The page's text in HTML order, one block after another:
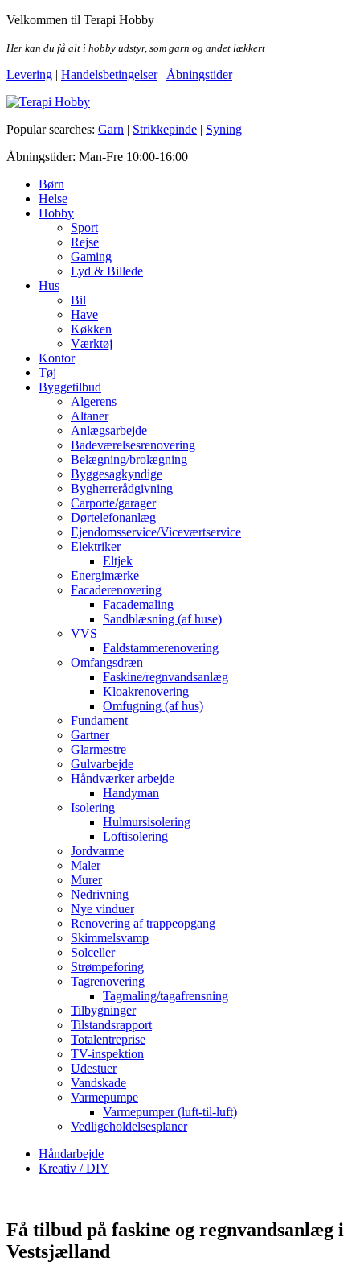
Skip
the
Velkommen til Terapi Hobby
Her kan du få alt i hobby udstyr, som garn og andet lækkert
Levering | Handelsbetingelser| Åbningstider
Terapi Hobby
Popular searches: Garn | Strikkepinde | Syning
Åbningstider: Man-Fre 10:00-16:00
Børn
Helse
Hobby
Sport
Rejse
Gaming
Lyd & Billede
Hus
Bil
Have
Køkken
Værktøj
Kontor
Tøj
Byggetilbud
Algerens
Altaner
Anlægsarbejde
Badeværelsesrenovering
Belægning/brolægning
Byggesagkyndige
Bygherrerådgivning
Carporte/garager
Dørtelefonanlæg
Ejendomsservice/Viceværtservice
Elektriker
Eltjek
Energimærke
Facaderenovering
Facademaling
Sandblæsning (af huse)
VVS
Faldstammerenovering
Omfangsdræn
Faskine/regnvandsanlæg
Kloakrenovering
Omfugning (af hus)
Fundament
Gartner
Glarmestre
Gulvarbejde
Håndværker arbejde
Handyman
Isolering
Hulmursisolering
Loftisolering
Jordvarme
Maler
Murer
Nedrivning
Nye vinduer
Renovering af trappeopgang
Skimmelsvamp
Solceller
Strømpeforing
Tagrenovering
Tagmaling/tagafrensning
Tilbygninger
Tilstandsrapport
Totalentreprise
TV-inspektion
Udestuer
Vandskade
Varmepumpe
Varmepumper (luft-til-luft)
Vedligeholdelsesplaner
Håndarbejde
Kreativ / DIY
Få tilbud på faskine og regnvandsanlæg i
Vestsjælland